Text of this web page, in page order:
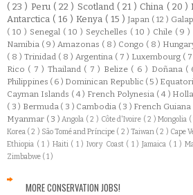
( 23 ) Peru ( 22 ) Scotland ( 21 ) China ( 20 )
Antarctica ( 16 ) Kenya ( 15 ) Japan ( 12 )
( 10 ) Senegal ( 10 ) Seychelles ( 10 ) Chile ( 9 )
Namibia ( 9 ) Amazonas ( 8 ) Congo ( 8 )
( 8 ) Trinidad ( 8 ) Argentina ( 7 ) Luxembourg (
Rico ( 7 ) Thailand ( 7 ) Belize ( 6 ) Doñana (
Philippines ( 6 ) Dominican Republic ( 5 )
Cayman Islands ( 4 ) French Polynesia ( 4 )
( 3 ) Bermuda ( 3 ) Cambodia ( 3 ) French Guiana
Myanmar ( 3 )Angola ( 2 ) Côte d'Ivoire ( 2 )Mongolia (
Korea ( 2 ) São Tomé and Príncipe ( 2 ) Taiwan ( 2 ) Cape
Ethiopia ( 1 ) Haiti ( 1 ) Ivory Coast ( 1 )Jamaica ( 1 )
Zimbabwe ( 1 )
MORE CONSERVATION JOBS!